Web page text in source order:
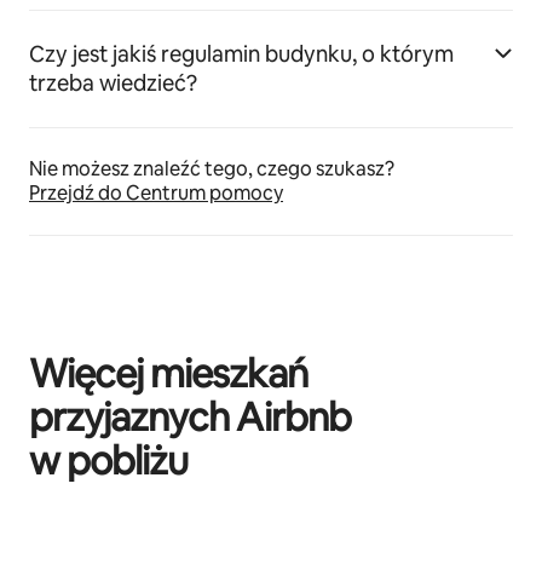
Czy jest jakiś regulamin budynku, o którym
trzeba wiedzieć?
Nie możesz znaleźć tego, czego szukasz?
Przejdź do Centrum pomocy
Więcej mieszkań
przyjaznych Airbnb
w pobliżu